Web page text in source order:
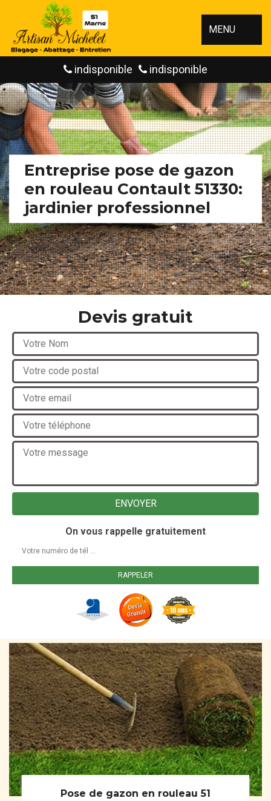
MENU
indisponible indisponible
Entreprise pose de gazon
en rouleau Contault 51330:
jardinier professionnel
Devis gratuit
On vous rappelle gratuitement
Pose de gazon en rouleau 51